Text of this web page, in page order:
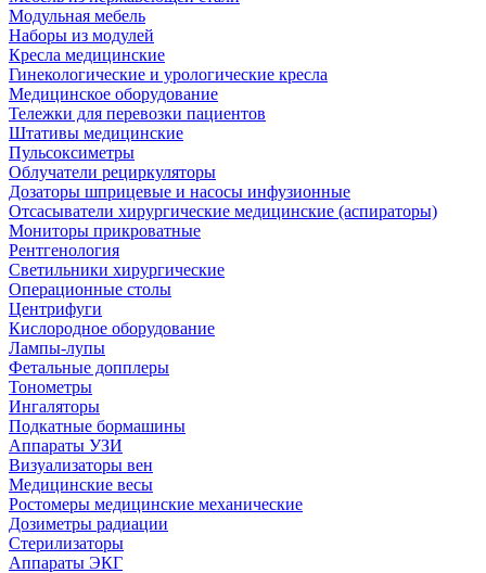
Модульная мебель
Наборы из модулей
Кресла медицинские
Гинекологические и урологические кресла
Медицинское оборудование
Тележки для перевозки пациентов
Штативы медицинские
Пульсоксиметры
Облучатели рециркуляторы
Дозаторы шприцевые и насосы инфузионные
Отсасыватели хирургические медицинские (аспираторы)
Мониторы прикроватные
Рентгенология
Светильники хирургические
Операционные столы
Центрифуги
Кислородное оборудование
Лампы-лупы
Фетальные допплеры
Тонометры
Ингаляторы
Подкатные бормашины
Аппараты УЗИ
Визуализаторы вен
Медицинские весы
Ростомеры медицинские механические
Дозиметры радиации
Стерилизаторы
Аппараты ЭКГ